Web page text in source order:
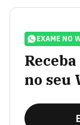
EXAME NO
no seu